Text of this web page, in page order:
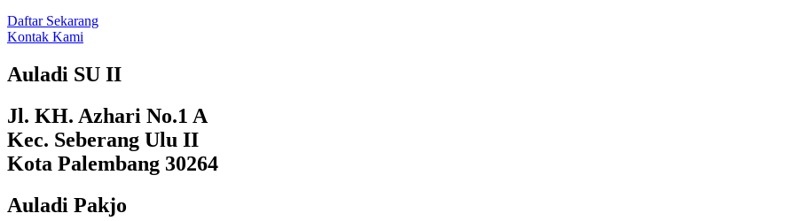
Daftar Sekarang
Kontak Kami
Auladi SU II
Jl. KH. Azhari No.1 A
Kec. Seberang Ulu II
Kota Palembang 30264
Auladi Pakjo